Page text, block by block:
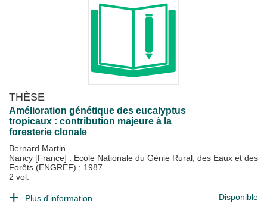
THÈSE
Amélioration génétique des eucalyptus
tropicaux : contribution majeure à la
foresterie clonale
Bernard Martin
Nancy [France] : Ecole Nationale du Génie Rural, des Eaux et des
Forêts (ENGREF) ; 1987
2 vol.
Plus d'information... Disponible